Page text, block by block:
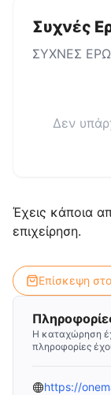
Συχνές
ΣΥΧΝΕΣ
Δεν
Έχεις κάποια
επιχείρηση.
Επίσκεψη στο
Η καταχώρηση
πληροφορίες
https://